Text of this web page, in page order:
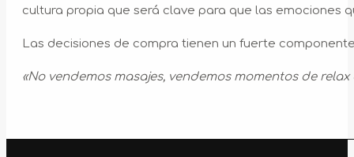
cultura propia que será clave para que las emociones
Las decisiones de compra tienen un fuerte
«No vendemos masajes, vendemos momentos de